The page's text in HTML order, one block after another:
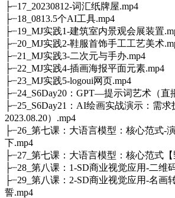
├┈17_20230812-词汇纸牌屋.mp4
├┈18_0813.5个AI工具.mp4
├┈19_MJ实践1-建筑室内景观会展装置
├┈20_MJ实践2-鞋服首饰手工工艺美术
├┈21_MJ实践3-二次元与手办.mp4
├┈22_MJ实践4-插画海报平面元素.mp4
├┈23_MJ实践5-logoui网页.mp4
├┈24_S6Day20：GPT—提示词艺术（直
├┈25_S6Day21：AI绘画实战演示：需
2023.08.20）.mp4
├┈26_第七课：大语言模型：核心范式-
下.mp4
├┈27_第七课：大语言模型：核心范式
├┈28_第八课：1-SD商业视觉应用-二维
├┈29_第八课：2-SD商业视觉应用-名画
誓.mp4